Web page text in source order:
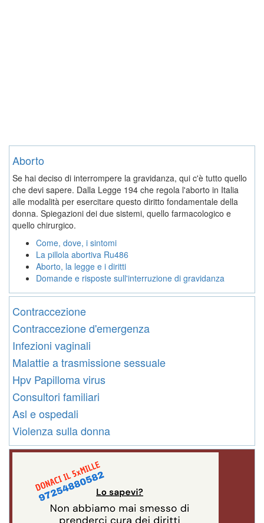
Aborto
Se hai deciso di interrompere la gravidanza, qui c'è tutto quello
che devi sapere. Dalla Legge 194 che regola l'aborto in Italia
alle modalità per esercitare questo diritto fondamentale della
donna. Spiegazioni dei due sistemi, quello farmacologico e
quello chirurgico.
Come, dove, i sintomi
La pillola abortiva Ru486
Aborto, la legge e i diritti
Domande e risposte sull'interruzione di gravidanza
Contraccezione
Contraccezione d'emergenza
Infezioni vaginali
Malattie a trasmissione sessuale
Hpv Papilloma virus
Consultori familiari
Asl e ospedali
Violenza sulla donna